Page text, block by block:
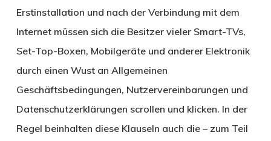
Erstinstallation und nach der Verbindung mit dem
Internet müssen sich die Besitzer vieler Smart-TVs,
Set-Top-Boxen, Mobilgeräte und anderer Elektronik
durch einen Wust an Allgemeinen
Geschäftsbedingungen, Nutzervereinbarungen und
Datenschutzerklärungen scrollen und klicken. In der
Regel beinhalten diese Klauseln auch die – zum Teil